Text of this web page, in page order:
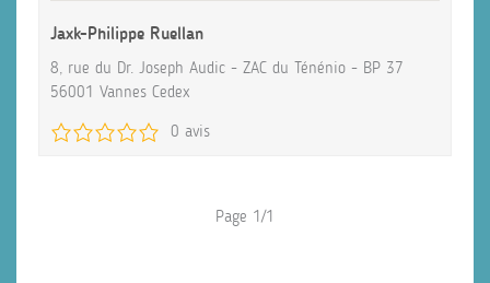
Jaxk-Philippe Ruellan
8, rue du Dr. Joseph Audic - ZAC du Ténénio - BP 37
56001 Vannes Cedex
0 avis
Page 1/1